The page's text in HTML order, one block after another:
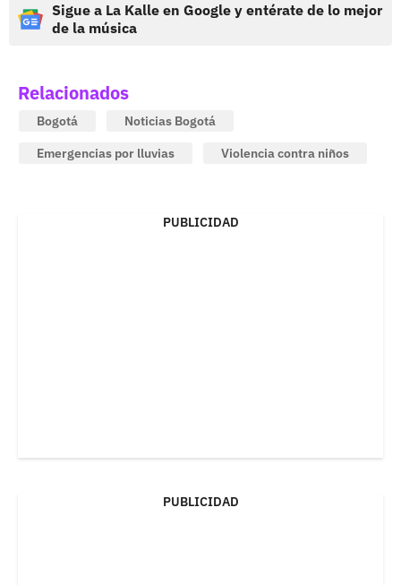
Sigue a La Kalle en Google y entérate de lo mejor
de la música
Relacionados
Bogotá
Noticias Bogotá
Emergencias por lluvias
Violencia contra niños
PUBLICIDAD
PUBLICIDAD